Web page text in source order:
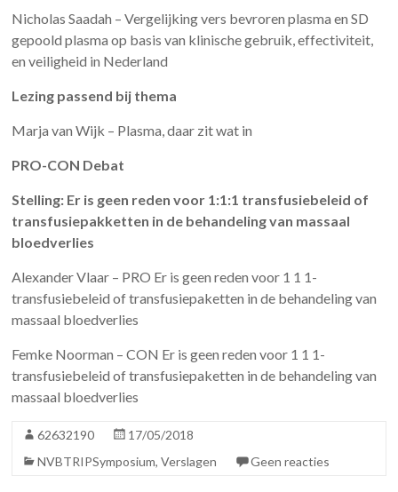
Nicholas Saadah – Vergelijking vers bevroren plasma en SD
gepoold plasma op basis van klinische gebruik, effectiviteit,
en veiligheid in Nederland
Lezing passend bij thema
Marja van Wijk – Plasma, daar zit wat in
PRO-CON Debat
Stelling: Er is geen reden voor 1:1:1 transfusiebeleid of
transfusiepakketten in de behandeling van massaal
bloedverlies
Alexander Vlaar – PRO Er is geen reden voor 1 1 1-
transfusiebeleid of transfusiepaketten in de behandeling van
massaal bloedverlies
Femke Noorman – CON Er is geen reden voor 1 1 1-
transfusiebeleid of transfusiepaketten in de behandeling van
massaal bloedverlies
62632190
17/05/2018
NVBTRIPSymposium,Verslagen Geen reacties